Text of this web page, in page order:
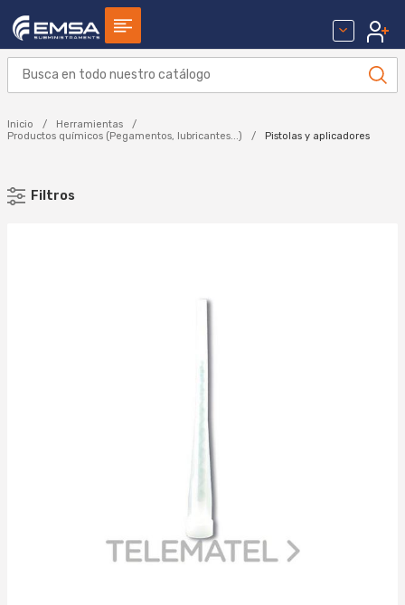
Inicio
Herramientas
Productos químicos (Pegamentos, lubricantes...)
Pistolas y aplicadores
Filtros